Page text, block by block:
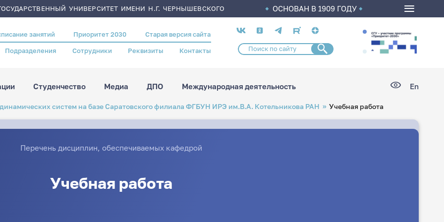
УНИВЕРСИТЕТ ИМЕНИ Н.Г. ЧЕРНЫШЕВСКОГО ОСНОВАН В 1909 ГОДУ
занятий Приоритет 2030 Старая версия сайта
Подразделения Сотрудники Реквизиты Контакты
Социальные
сети
Студенчество Медиа ДПО Международная деятельность En
систем на базе Саратовского филиала ФГБУН ИРЭ им.В.А. Котельникова РАН Учебная работа
Перечень дисциплин, обеспечиваемых кафедрой
Учебная работа